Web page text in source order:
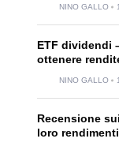
NINO GALLO
ETF dividendi
ottenere
NINO GALLO
Recensione
loro rendimenti